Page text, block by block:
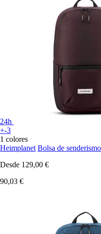
24h
+-3
1 colores
Heimplanet Bolsa de
Desde 129,00 €
90,03 €